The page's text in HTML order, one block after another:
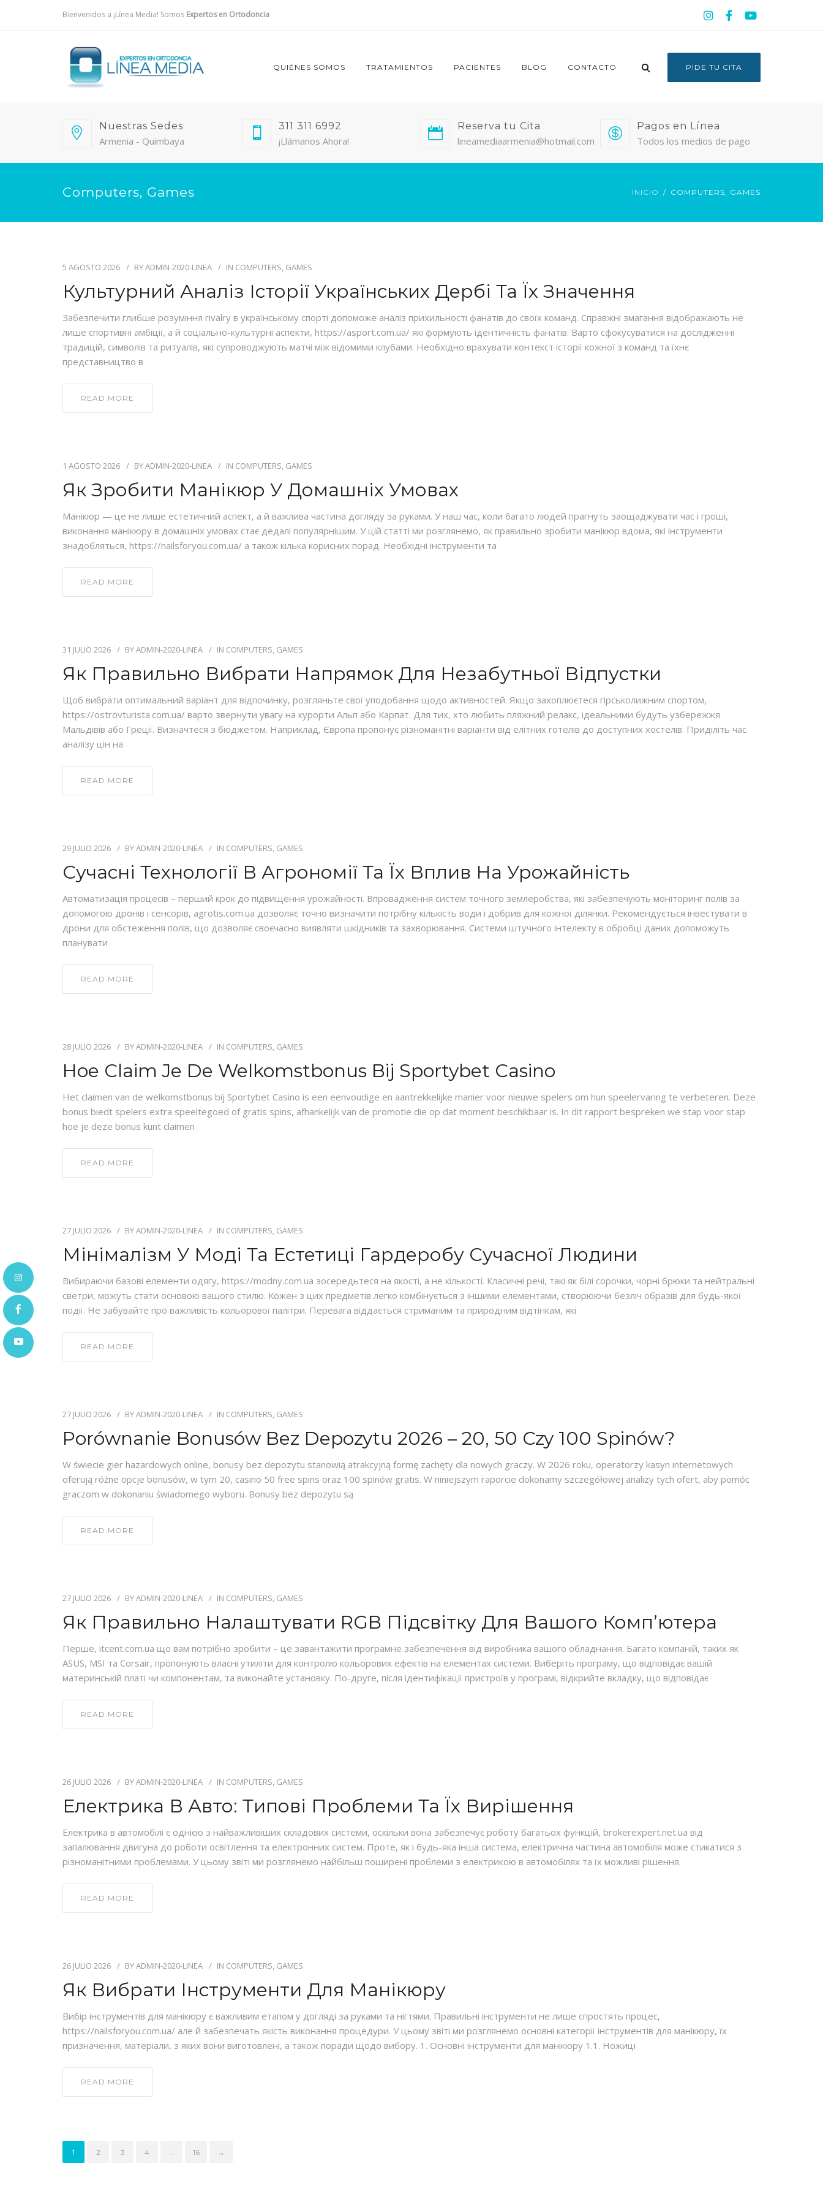
Bienvenidos a ¡Línea Media! Somos Expertos en Ortodoncia
QUIÉNES SOMOS TRATAMIENTOS PACIENTES BLOG CONTACTO PIDE TU CITA
Nuestras Sedes
Armenia - Quimbaya
311 311 6992
¡Llámanos Ahora!
Reserva tu Cita
lineamediaarmenia@hotmail.com
Pagos en Línea
Todos los medios de pago
Computers, Games INICIO COMPUTERS, GAMES
5 AGOSTO 2026 BYADMIN-2020-LINEA IN COMPUTERS, GAMES
Культурний Аналіз Історії Українських Дербі Та Їх Значення
Забезпечити глибше розуміння rivalry в українському спорті допоможе аналіз прихильності фанатів до своїх команд. Справжні змагання відображають не
лише спортивні амбіції, а й соціально-культурні аспекти, https://asport.com.ua/ які формують ідентичність фанатів. Варто сфокусуватися на дослідженні
традицій, символів та ритуалів, які супроводжують матчі між відомими клубами. Необхідно врахувати контекст історії кожної з команд та їхнє
представництво в
READ MORE
1 AGOSTO 2026 BYADMIN-2020-LINEA IN COMPUTERS, GAMES
Як Зробити Манікюр У Домашніх Умовах
Манікюр — це не лише естетичний аспект, а й важлива частина догляду за руками. У наш час, коли багато людей прагнуть заощаджувати час і гроші,
виконання манікюру в домашніх умовах стає дедалі популярнішим. У цій статті ми розглянемо, як правильно зробити манікюр вдома, які інструменти
знадобляться, https://nailsforyou.com.ua/ а також кілька корисних порад. Необхідні інструменти та
READ MORE
31 JULIO 2026 BYADMIN-2020-LINEA IN COMPUTERS, GAMES
Як Правильно Вибрати Напрямок Для Незабутньої Відпустки
Щоб вибрати оптимальний варіант для відпочинку, розгляньте свої уподобання щодо активностей. Якщо захоплюєтеся гірськолижним спортом,
https://ostrovturista.com.ua/ варто звернути увагу на курорти Альп або Карпат. Для тих, хто любить пляжний релакс, ідеальними будуть узбережжя
Мальдівів або Греції. Визначтеся з бюджетом. Наприклад, Європа пропонує різноманітні варіанти від елітних готелів до доступних хостелів. Приділіть час
аналізу цін на
READ MORE
29 JULIO 2026 BYADMIN-2020-LINEA IN COMPUTERS, GAMES
Сучасні Технології В Агрономії Та Їх Вплив На Урожайність
Автоматизація процесів – перший крок до підвищення урожайності. Впровадження систем точного землеробства, які забезпечують моніторинг полів за
допомогою дронів і сенсорів, agrotis.com.ua дозволяє точно визначити потрібну кількість води і добрив для кожної ділянки. Рекомендується інвестувати в
дрони для обстеження полів, що дозволяє своєчасно виявляти шкідників та захворювання. Системи штучного інтелекту в обробці даних допоможуть
планувати
READ MORE
28 JULIO 2026 BYADMIN-2020-LINEA IN COMPUTERS, GAMES
Hoe Claim Je De Welkomstbonus Bij Sportybet Casino
Het claimen van de welkomstbonus bij Sportybet Casino is een eenvoudige en aantrekkelijke manier voor nieuwe spelers om hun speelervaring te verbeteren. Deze
bonus biedt spelers extra speeltegoed of gratis spins, afhankelijk van de promotie die op dat moment beschikbaar is. In dit rapport bespreken we stap voor stap
hoe je deze bonus kunt claimen
READ MORE
27 JULIO 2026 BYADMIN-2020-LINEA IN COMPUTERS, GAMES
Мінімалізм У Моді Та Естетиці Гардеробу Сучасної Людини
Вибираючи базові елементи одягу, https://modny.com.ua зосередьтеся на якості, а не кількості. Класичні речі, такі як білі сорочки, чорні брюки та нейтральні
светри, можуть стати основою вашого стилю. Кожен з цих предметів легко комбінується з іншими елементами, створюючи безліч образів для будь-якої
події. Не забувайте про важливість кольорової палітри. Перевага віддається стриманим та природним відтінкам, які
READ MORE
27 JULIO 2026 BYADMIN-2020-LINEA IN COMPUTERS, GAMES
Porównanie Bonusów Bez Depozytu 2026 – 20, 50 Czy 100 Spinów?
W świecie gier hazardowych online, bonusy bez depozytu stanowią atrakcyjną formę zachęty dla nowych graczy. W 2026 roku, operatorzy kasyn internetowych
oferują różne opcje bonusów, w tym 20, casino 50 free spins oraz 100 spinów gratis. W niniejszym raporcie dokonamy szczegółowej analizy tych ofert, aby pomóc
graczom w dokonaniu świadomego wyboru. Bonusy bez depozytu są
READ MORE
27 JULIO 2026 BYADMIN-2020-LINEA IN COMPUTERS, GAMES
Як Правильно Налаштувати RGB Підсвітку Для Вашого Комп’ютера
Перше, itcent.com.ua що вам потрібно зробити – це завантажити програмне забезпечення від виробника вашого обладнання. Багато компаній, таких як
ASUS, MSI та Corsair, пропонують власні утиліти для контролю кольорових ефектів на елементах системи. Виберіть програму, що відповідає вашій
материнській платі чи компонентам, та виконайте установку. По-друге, після ідентифікації пристроїв у програмі, відкрийте вкладку, що відповідає
READ MORE
26 JULIO 2026 BYADMIN-2020-LINEA IN COMPUTERS, GAMES
Електрика В Авто: Типові Проблеми Та Їх Вирішення
Електрика в автомобілі є однією з найважливіших складових системи, оскільки вона забезпечує роботу багатьох функцій, brokerexpert.net.ua від
запалювання двигуна до роботи освітлення та електронних систем. Проте, як і будь-яка інша система, електрична частина автомобіля може стикатися з
різноманітними проблемами. У цьому звіті ми розглянемо найбільш поширені проблеми з електрикою в автомобілях та їх можливі рішення.
READ MORE
26 JULIO 2026 BYADMIN-2020-LINEA IN COMPUTERS, GAMES
Як Вибрати Інструменти Для Манікюру
Вибір інструментів для манікюру є важливим етапом у догляді за руками та нігтями. Правильні інструменти не лише спростять процес,
https://nailsforyou.com.ua/ але й забезпечать якість виконання процедури. У цьому звіті ми розглянемо основні категорії інструментів для манікюру, їх
призначення, матеріали, з яких вони виготовлені, а також поради щодо вибору. 1. Основні інструменти для манікюру 1.1. Ножиці
READ MORE
1 2 3 4 16 →